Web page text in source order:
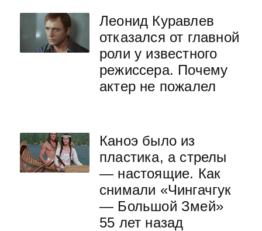
Леонид Куравлев
отказался от главной
роли у известного
режиссера. Почему
актер не пожалел
Каноэ было из
пластика, а стрелы
— настоящие. Как
снимали «Чингачгук
— Большой Змей»
55 лет назад